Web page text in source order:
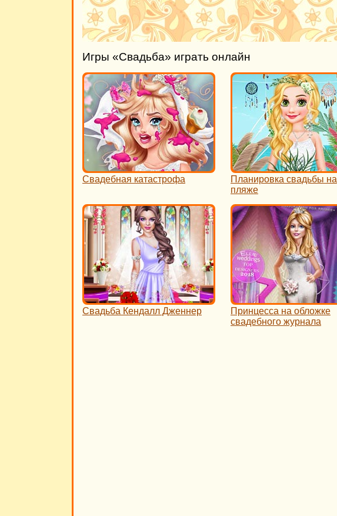
Игры «Свадьба» играть онлайн
Свадебная катастрофа
Планировка свадьбы на
пляже
Свадьба Кендалл Дженнер
Принцесса на обложке
свадебного журнала